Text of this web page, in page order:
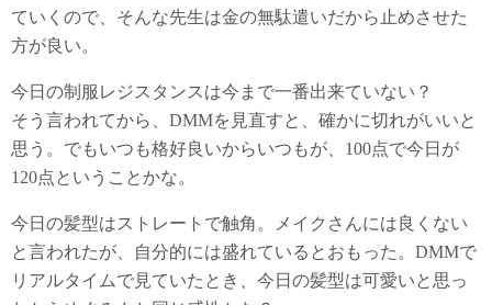
ていくので、そんな先生は金の無駄遣いだから止めさせた
方が良い。
今日の制服レジスタンスは今まで一番出来ていない？
そう言われてから、DMMを見直すと、確かに切れがいいと
思う。でもいつも格好良いからいつもが、100点で今日が
120点ということかな。
今日の髪型はストレートで触角。メイクさんには良くない
と言われたが、自分的には盛れているとおもった。DMMで
リアルタイムで見ていたとき、今日の髪型は可愛いと思っ